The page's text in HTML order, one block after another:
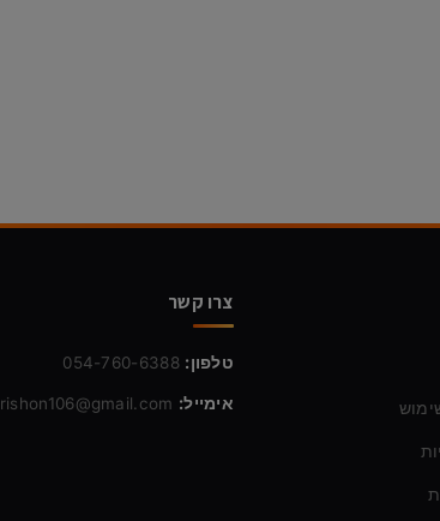
צרו קשר
טלפון: 054-760-6388
אימייל: rishon106@gmail.com